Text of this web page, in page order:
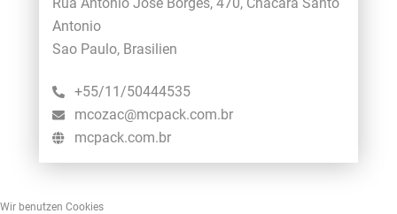
Antonio
Sao Paulo, Brasilien
+55/11/50444535
mcozac@mcpack.com.br
mcpack.com.br
Wir benutzen Cookies